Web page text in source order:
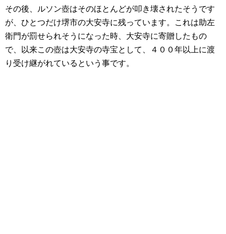
その後、ルソン壺はそのほとんどが叩き壊されたそうです
が、ひとつだけ堺市の大安寺に残っています。これは助左
衛門が罰せられそうになった時、大安寺に寄贈したもの
で、以来この壺は大安寺の寺宝として、４００年以上に渡
り受け継がれているという事です。